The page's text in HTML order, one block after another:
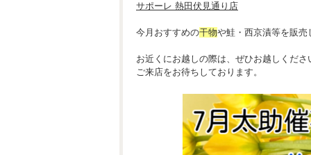
サポーレ 熱田伏見通り店
今月おすすめの干物や鮭・西京漬等を販売
お近くにお越しの際は、ぜひお越しくださ
ご来店をお待ちしております。